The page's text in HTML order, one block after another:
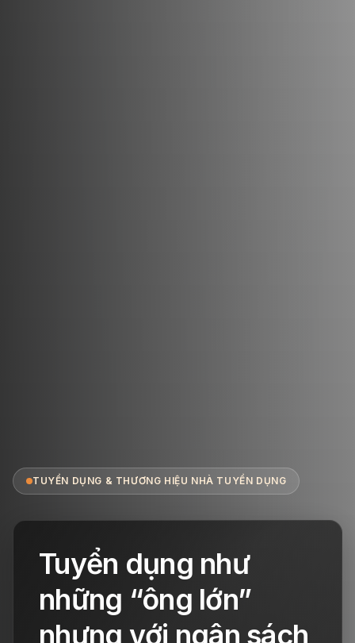
TUYỂN DỤNG & THƯƠNG HIỆU NHÀ TUYỂN DỤNG
Tuyển dụng như
những “ông lớn”
nhưng với ngân sách